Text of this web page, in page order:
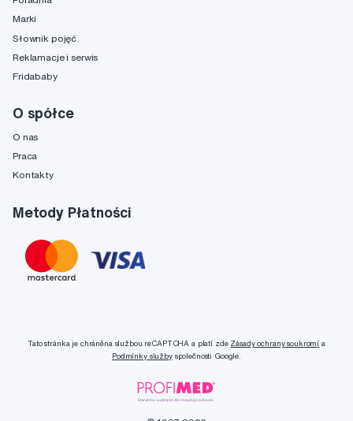
Marki
Słownik pojęć
Reklamacje i serwis
Fridababy
O spółce
O nas
Praca
Kontakty
Metody Płatności
Tato stránka je chráněna službou reCAPTCHA a platí zde Zásady ochrany soukromí a
Podmínky službyspolečnosti Google.